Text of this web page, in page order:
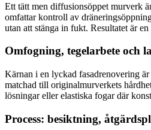
Ett tätt men diffusionsöppet murverk
omfattar kontroll av
utan att stänga in fukt. Resultatet är
Omfogning, tegelarbete och
Kärnan i en lyckad fasadrenovering
matchad till originalmurverkets
lösningar eller elastiska fogar där
Process: besiktning,